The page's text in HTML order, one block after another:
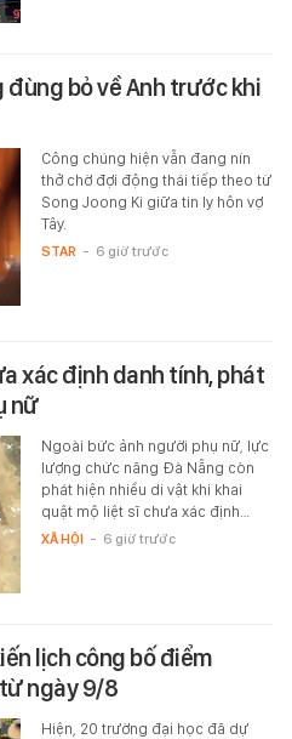
đùng bỏ về Anh trước khi
Công chúng hiện vẫn đang nín
thở chờ đợi động thái tiếp theo từ
Song Joong Ki giữa tin ly hôn vợ
Tây.
STAR - 6 giờ trước
xác định danh tính, phát
nữ
Ngoài bức ảnh người phụ nữ, lực
lượng chức năng Đà Nẵng còn
phát hiện nhiều di vật khi khai
quật mộ liệt sĩ chưa xác định…
XÃ HỘI - 6 giờ trước
lịch công bố điểm
ngày 9/8
Hiện, 20 trường đại học đã dự